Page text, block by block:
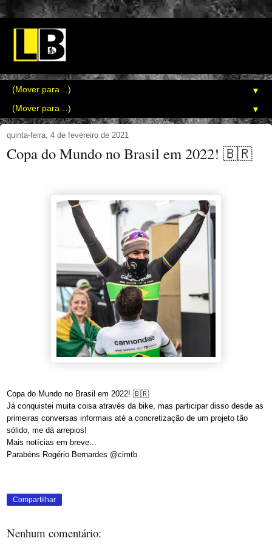
▼
▼
quinta-feira, 4 de fevereiro de 2021
Copa do Mundo no Brasil em 2022! 🇧🇷
Copa do Mundo no Brasil em 2022! 🇧🇷
Já conquistei muita coisa através da bike, mas participar disso desde as
primeiras conversas informais até a concretização de um projeto tão
sólido, me dá arrepios!
Mais notícias em breve...
Parabéns Rogério Bernardes @cimtb
Compartilhar
Nenhum comentário: